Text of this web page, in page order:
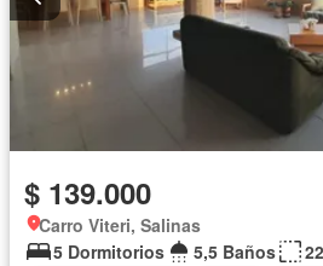
$ 139.000
Carro Viteri, Salinas
5 Dormitorios
5,5 Baños